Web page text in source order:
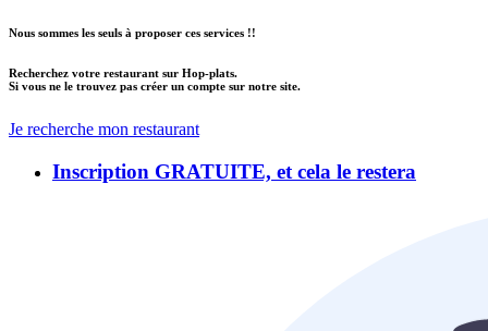
Nous sommes les seuls à proposer ces services !!
Recherchez votre restaurant sur Hop-plats.
Si vous ne le trouvez pas créer un compte sur notre site.
Je recherche mon restaurant
Inscription GRATUITE, et cela le restera